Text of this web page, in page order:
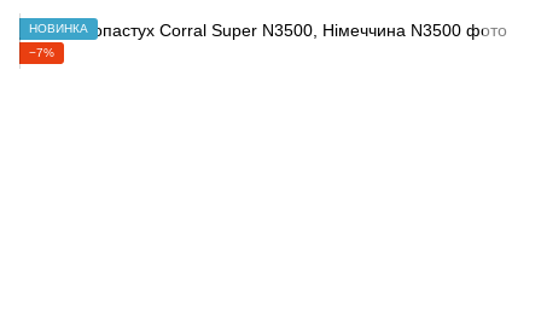
НОВИНКА
−7%